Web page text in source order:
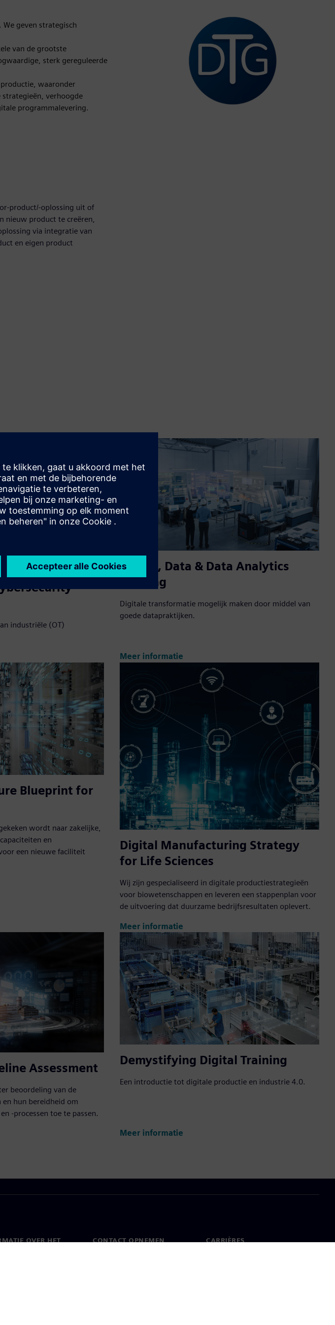
geven strategisch
van de grootste
sterk gereguleerde
waaronder
verhoogde
programmalevering.
product/-oplossing uit of
nieuw product te creëren,
via integratie van
en eigen product
industriële (OT)
Digital, Data & Data Analytics
Training
Digitale transformatie mogelijk maken door middel van
goede datapraktijken.
Meer informatie
Blueprint for
wordt naar zakelijke,
en
een nieuwe faciliteit
Digital Manufacturing Strategy
for Life Sciences
Wij zijn gespecialiseerd in digitale productiestrategieën
voor biowetenschappen en leveren een stappenplan voor
de uitvoering dat duurzame bedrijfsresultaten oplevert.
Meer informatie
Assessment
beoordeling van de
hun bereidheid om
-processen toe te passen.
Demystifying Digital Training
Een introductie tot digitale productie en industrie 4.0.
Meer informatie
OVER HET
CONTACT OPNEMEN CARRIÈRES